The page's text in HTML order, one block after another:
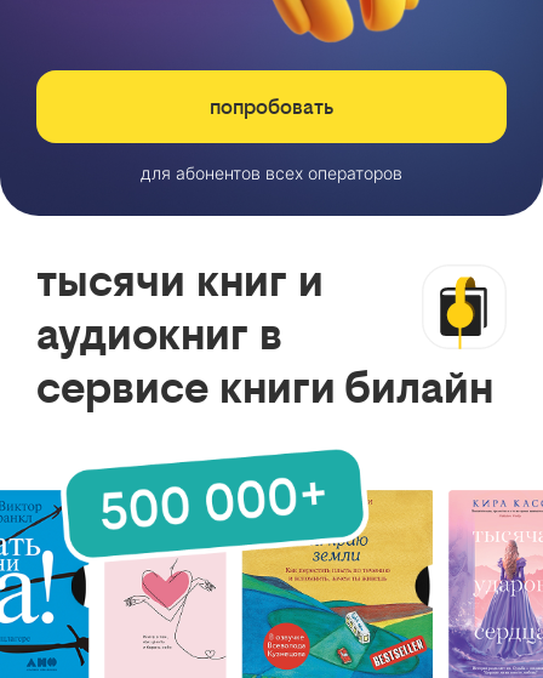
попробовать
для абонентов всех операторов
тысячи книг и
аудиокниг в
сервисе книги билайн